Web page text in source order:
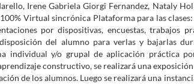
Irene Gabriela Giorgi Fernandez, Nataly
Virtual sincrónica Plataforma para las
por dispositivas, encuestas, trabajos
del alumno para verlas y bajarlas
individual y/o grupal de aplicación práctica
constructivo, se realizará una
de los alumnos. Luego se realizará una